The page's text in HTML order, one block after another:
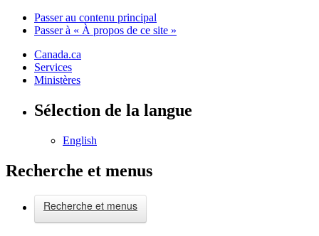
Passer au contenu principal
Passer à « À propos de ce site »
Canada.ca
Services
Ministères
Sélection de la langue
English
Recherche et menus
Recherche et menus